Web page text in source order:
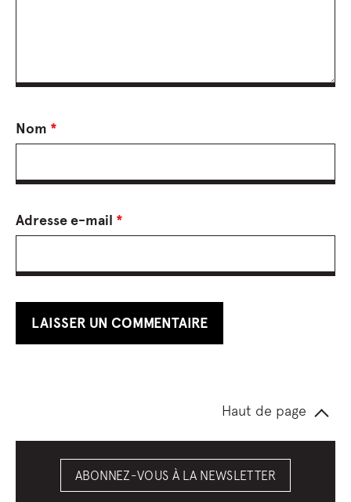
Nom *
Adresse e-mail *
Haut de page
ABONNEZ-VOUS À LA NEWSLETTER